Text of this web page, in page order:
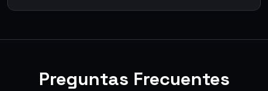
Preguntas Frecuentes